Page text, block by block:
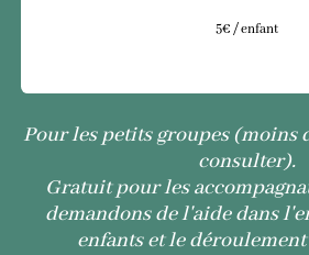
5€ / enfant
Pour les petits groupes (moins
consulter).
Gratuit pour les
demandons de l'aide dans
enfants et le